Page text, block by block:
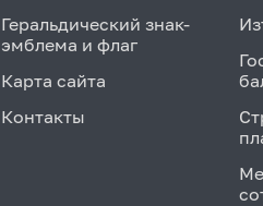
Геральдический знак-
эмблема и флаг
Карта сайта
Контакты